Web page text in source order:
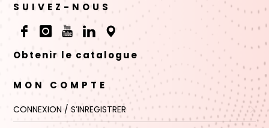
SUIVEZ-NOUS
Obtenir le catalogue
MON COMPTE
CONNEXION / S’INREGISTRER